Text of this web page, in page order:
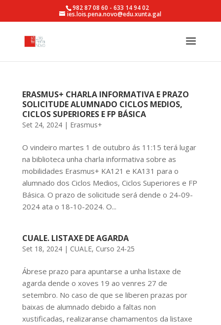
982 87 08 60 - 633 14 94 02
ies.lois.pena.novo@edu.xunta.gal
ERASMUS+ CHARLA INFORMATIVA E PRAZO
SOLICITUDE ALUMNADO CICLOS MEDIOS,
CICLOS SUPERIORES E FP BÁSICA
Set 24, 2024| Erasmus+
O vindeiro martes 1 de outubro ás 11:15 terá lugar
na biblioteca unha charla informativa sobre as
mobilidades Erasmus+ KA121 e KA131 para o
alumnado dos Ciclos Medios, Ciclos Superiores e FP
Básica. O prazo de solicitude será dende o 24-09-
2024 ata o 18-10-2024. O...
CUALE. LISTAXE DE AGARDA
Set 18, 2024| CUALE, Curso 24-25
Ábrese prazo para apuntarse a unha listaxe de
agarda dende o xoves 19 ao venres 27 de
setembro. No caso de que se liberen prazas por
baixas de alumnado debido a faltas non
xustificadas, realizaranse chamamentos da listaxe